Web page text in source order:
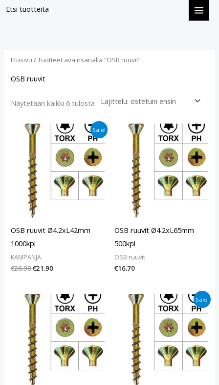
Etsi tuotteita
Siirry
Etusivu / Tuotteet avainsanalla “OSB ruuvit”
OSB ruuvit
Näytetään kaikki 6 tulosta
Sale!
OSB ruuvit Ø4.2xL42mm
1000kpl
KAMPANJA
€26.90
Alkuperäinen
hinta
oli:
€26.90.
€21.90
Nykyinen
hinta
on:
€21.90.
OSB ruuvit Ø4.2xL65mm
500kpl
OSB ruuvit
€16.70
Sale!
Alkuperäinen
hinta
oli:
€18.90.
Nykyinen
hinta
on:
€13.90.